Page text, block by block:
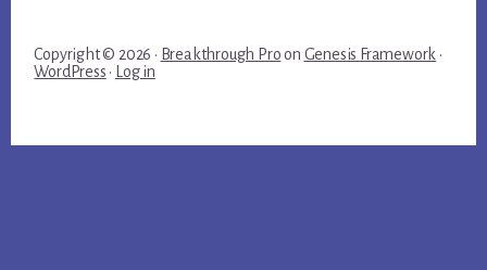
Copyright © 2026 · Breakthrough Proon Genesis Framework ·
WordPress · Log in